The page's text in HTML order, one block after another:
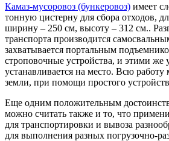
Камаз-мусоровоз (бункеровоз) имеет
тонную цистерну для сбора отходов,
ширину – 250 см, высоту – 312 см..
транспорта производится
захватывается портальным
строповочные устройства, и этими же
устанавливается на место. Всю
земли, при помощи простого
Еще одним положительным
можно считать также и то, что
для транспортировки и вывоза
для выполнения разных погрузочно-